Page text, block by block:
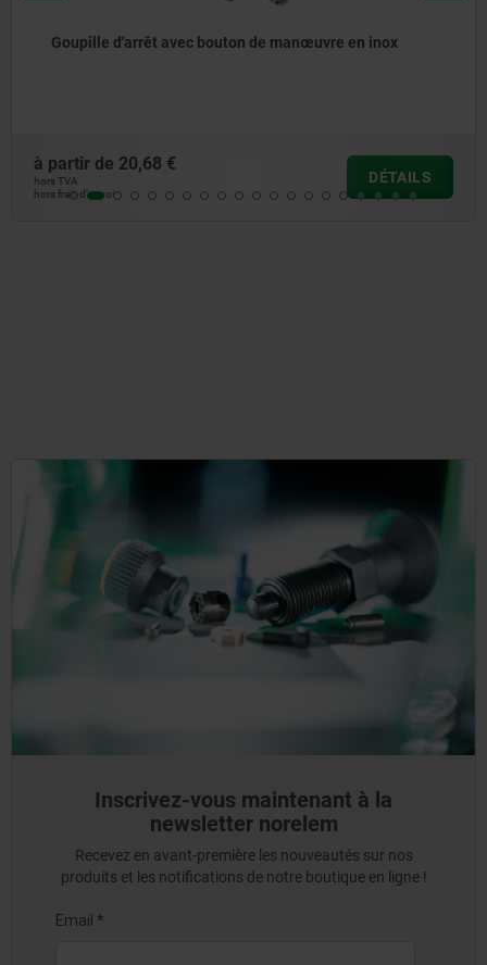
Goupille d'arrêt avec bouton de manœuvre en inox
à partir de 20,68 €
hors TVA
hors frais d’envoi
DÉTAILS
Inscrivez-vous maintenant à la
newsletter norelem
Recevez en avant-première les nouveautés sur nos
produits et les notifications de notre boutique en ligne !